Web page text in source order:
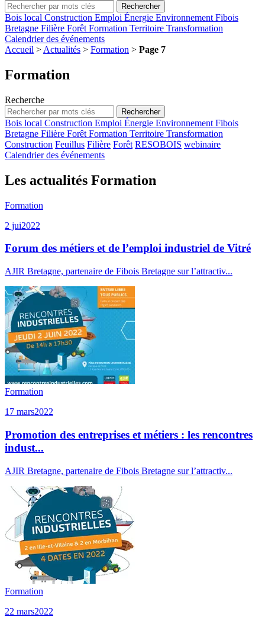
Bois local Construction Emploi Énergie Environnement Fibois
Bretagne Filière Forêt Formation Territoire Transformation
Calendrier des événements
Accueil > Actualités > Formation > Page 7
Formation
Recherche
Bois local Construction Emploi Énergie Environnement Fibois
Bretagne Filière Forêt Formation Territoire Transformation
Construction Feuillus Filière Forêt RESOBOIS webinaire
Calendrier des événements
Les actualités Formation
Formation
2 jui2022
Forum des métiers et de l’emploi industriel de Vitré
AJIR Bretagne, partenaire de Fibois Bretagne sur l’attractiv...
Formation
17 mars2022
Promotion des entreprises et métiers : les rencontres
indust...
AJIR Bretagne, partenaire de Fibois Bretagne sur l’attractiv...
Formation
22 mars2022